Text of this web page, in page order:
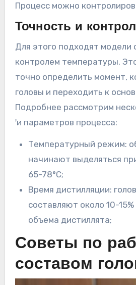
Процесс можно
Точность и
Для этого подходят модели
контролем температуры.
точно определить момент,
головы и переходить к
Подробнее рассмотрим
ꞌи параметров процесса:
Температурный режим:
начинают выделяться
65-78°C;
Время дистилляции:
составляют около 10-
объема дистиллята;
Советы по
составом